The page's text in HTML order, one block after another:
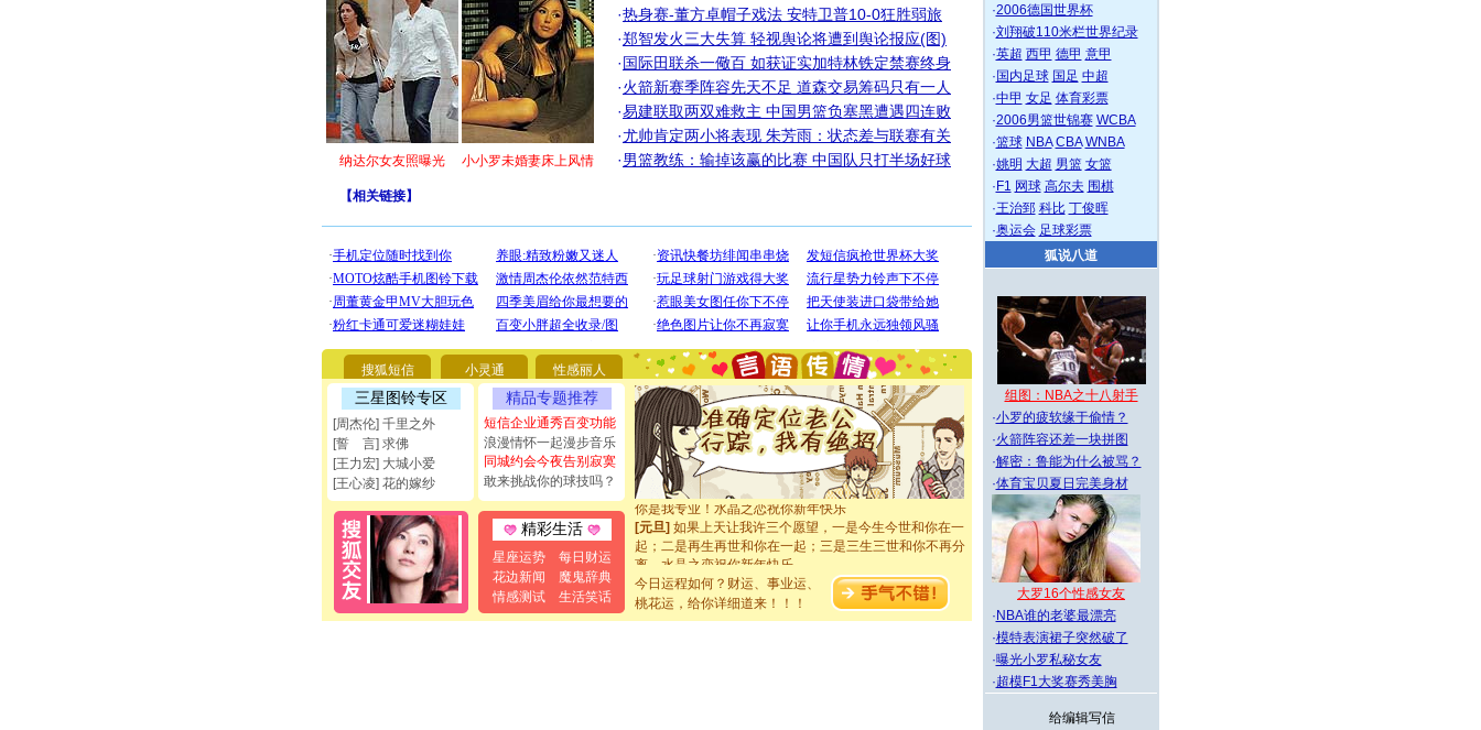
纳达尔女友照曝光 小小罗未婚妻床上风情
·热身赛-董方卓帽子戏法 安特卫普10-0狂胜弱旅
·郑智发火三大失算 轻视舆论将遭到舆论报应(图)
·国际田联杀一儆百 如获证实加特林铁定禁赛终身
·火箭新赛季阵容先天不足 道森交易筹码只有一人
·易建联取两双难救主 中国男篮负塞黑遭遇四连败
·尤帅肯定两小将表现 朱芳雨：状态差与联赛有关
·男篮教练：输掉该赢的比赛 中国队只打半场好球
【相关链接】
搜狐短信 小灵通 性感丽人
三星图铃专区
[周杰伦] 千里之外
[誓 言] 求佛
[王力宏] 大城小爱
[王心凌] 花的嫁纱
精品专题推荐
短信企业通秀百变功能
浪漫情怀一起漫步音乐
同城约会今夜告别寂寞
敢来挑战你的球技吗？
精彩生活
星座运势
每日财运
花边新闻
魔鬼辞典
情感测试
生活笑话
[圣诞节]圣诞节到了，想想没什么送给你的，又不打算给
你太多，只有给你五千万：千万快乐！千万要健康！千万
要平安！千万要知足！千万不要忘记我！
[圣诞节]不只这样的日子才会想起你,而是这样的日子才
能正大光明地骚扰你,告诉你,圣诞要快乐!新年要快乐!天天
都要快乐噢!
[圣诞节]奉上一颗祝福的心,在这个特别的日子里,愿幸福,
如意,快乐,鲜花,一切美好的祝愿与你同在.圣诞快乐!
[元旦]看到你我会触电；看不到你我要充电；没有你我会
断电。爱你是我职业，想你是我事业，抱你是我特长，吻
你是我专业！水晶之恋祝你新年快乐
[元旦]如果上天让我许三个愿望，一是今生今世和你在一
起；二是再生再世和你在一起；三是三生三世和你不再分
离。水晶之恋祝你新年快乐
当我狠下心扭头离去那一刻，你在我身后无助地哭
泣，这痛楚让我明白我多么爱你。我转身抱住你：这猪不
卖了。水晶之恋祝你新年快乐。
今日运程如何？财运、事业运、
桃花运，给你详细道来！！！
·2006德国世界杯
·刘翔破110米栏世界纪录
·英超 西甲 德甲 意甲
· 国内足球 国足 中超
·中甲 女足 体育彩票
·2006男篮世锦赛 WCBA
·篮球 NBA CBA WNBA
·姚明 大超 男篮 女篮
· F1 网球 高尔夫 围棋
·王治郅 科比 丁俊晖
·奥运会 足球彩票
狐说八道
组图：NBA之十八射手
·小罗的疲软缘于偷情？
·火箭阵容还差一块拼图
·解密：鲁能为什么被骂？
·体育宝贝夏日完美身材
大罗16个性感女友
· NBA谁的老婆最漂亮
·模特表演裙子突然破了
·曝光小罗私秘女友
·超模F1大奖赛秀美胸
给编辑写信